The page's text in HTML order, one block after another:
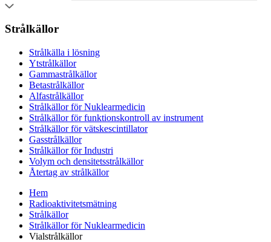
Strålkällor
Strålkälla i lösning
Ytstrålkällor
Gammastrålkällor
Betastrålkällor
Alfastrålkällor
Strålkällor för Nuklearmedicin
Strålkällor för funktionskontroll av instrument
Strålkällor för vätskescintillator
Gasstrålkällor
Strålkällor för Industri
Volym och densitetsstrålkällor
Återtag av strålkällor
Hem
Radioaktivitetsmätning
Strålkällor
Strålkällor för Nuklearmedicin
Vialstrålkällor